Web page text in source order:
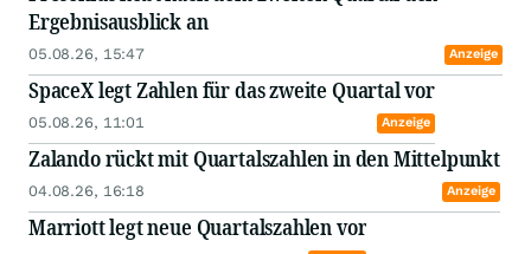
Ergebnisausblick an
05.08.26, 15:47 Anzeige
SpaceX legt Zahlen für das zweite Quartal vor
05.08.26, 11:01 Anzeige
Zalando rückt mit Quartalszahlen in den Mittelpunkt
04.08.26, 16:18 Anzeige
Marriott legt neue Quartalszahlen vor